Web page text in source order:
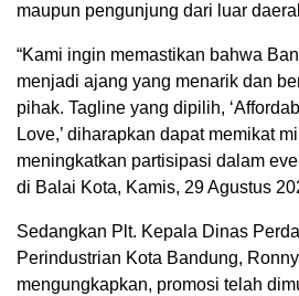
maupun pengunjung dari luar
“Kami ingin memastikan bahwa
menjadi ajang yang menarik dan
pihak. Tagline yang dipilih,
Love,’ diharapkan dapat memikat
meningkatkan partisipasi dalam
di Balai Kota, Kamis, 29 Agustus
Sedangkan Plt. Kepala Dinas
Perindustrian Kota Bandung,
mengungkapkan, promosi telah